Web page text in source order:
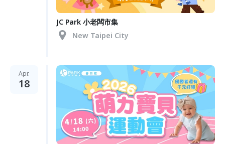
JC Park 小老闆市集
New Taipei City
Apr.
18